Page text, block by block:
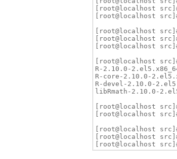
[root@localhost
[root@localhost
[root@localhost
[root@localhost
[root@localhost
[root@localhost
R-2.10.0-
R-core-2.10.0-
R-devel-2.10.0-
libRmath-2.10.0-
[root@localhost
[root@localhost
[root@localhost
[root@localhost